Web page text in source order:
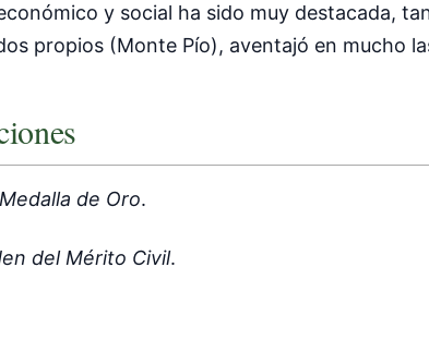
y social ha sido muy destacada,
propios (Monte Pío), aventajó en mucho
Medalla de Oro.
del Mérito Civil.